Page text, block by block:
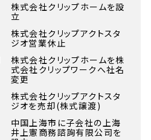
株式会社クリップホームを設
立
株式会社クリップアクトスタ
ジオ営業休止
株式会社クリップホームを株
式会社クリップワークへ社名
変更
株式会社クリップアクトスタ
ジオを売却(株式譲渡)
中国上海市に子会社の上海
井上憲商務諮詢有限公司を